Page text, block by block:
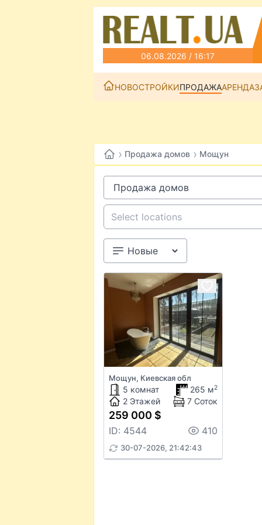
06.08.2026 / 16:17
НОВОСТРОЙКИПРОДАЖААРЕНДА
› Продажа домов › Мощун
Мощун, Киевская обл
5 комнат 265 м2
2 Этажей 7 Соток
259 000 $
ID: 4544 410
30-07-2026, 21:42:43